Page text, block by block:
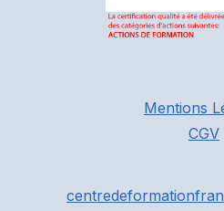
Mentions
CGV